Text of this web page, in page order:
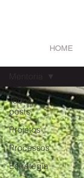
HOME
Todos
posts
Projetos
Processos
Estratégia
Mentoria